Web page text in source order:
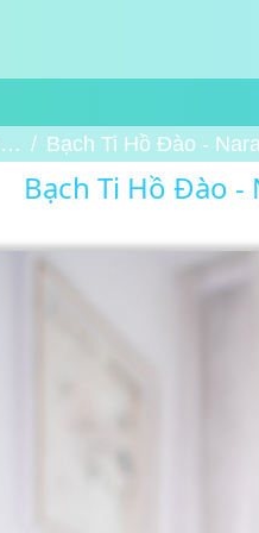
Bạch Ti Hồ Đào - Naraka
Bạch Ti Hồ Đào